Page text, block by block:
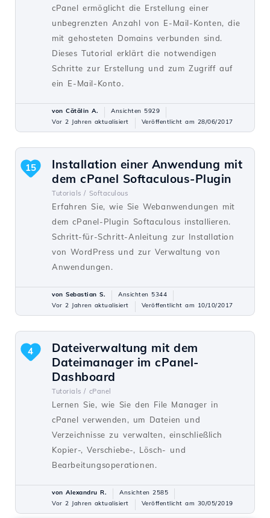
cPanel ermöglicht die Erstellung einer
unbegrenzten Anzahl von E-Mail-Konten, die
mit gehosteten Domains verbunden sind.
Dieses Tutorial erklärt die notwendigen
Schritte zur Erstellung und zum Zugriff auf
ein E-Mail-Konto.
von Cătălin A.
Ansichten 5929
Vor 2 Jahren aktualisiert
Veröffentlicht am 28/06/2017
Installation einer Anwendung mit
dem cPanel Softaculous-Plugin
Tutorials / Softaculous
Erfahren Sie, wie Sie Webanwendungen mit
dem cPanel-Plugin Softaculous installieren.
Schritt-für-Schritt-Anleitung zur Installation
von WordPress und zur Verwaltung von
Anwendungen.
15
von Sebastian S.
Ansichten 5344
Vor 2 Jahren aktualisiert
Veröffentlicht am 10/10/2017
Dateiverwaltung mit dem
Dateimanager im cPanel-
Dashboard
Tutorials / cPanel
Lernen Sie, wie Sie den File Manager in
cPanel verwenden, um Dateien und
Verzeichnisse zu verwalten, einschließlich
Kopier-, Verschiebe-, Lösch- und
Bearbeitungsoperationen.
4
von Alexandru R.
Ansichten 2585
Vor 2 Jahren aktualisiert
Veröffentlicht am 30/05/2019